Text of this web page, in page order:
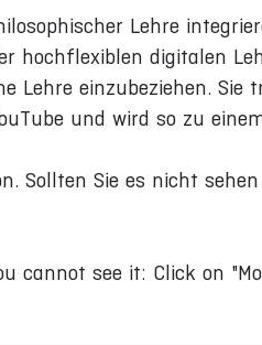
Lehre
hochflexiblen digitalen
Lehre einzubeziehen.
und wird so zu
Sollten Sie es nicht
cannot see it: Click on